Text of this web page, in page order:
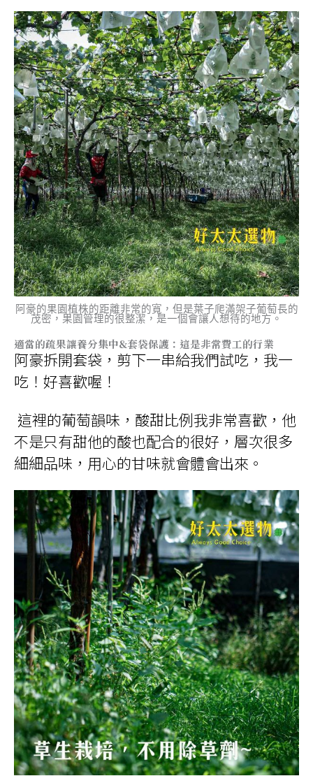
阿豪的果園植株的距離非常的寬，但是葉子爬滿架子葡萄長的
茂密，果園管理的很整潔，是一個會讓人想待的地方。
適當的疏果讓養分集中&套袋保護：這是非常費工的行業
阿豪拆開套袋，剪下一串給我們試吃，我一
吃！好喜歡喔！
這裡的葡萄韻味，酸甜比例我非常喜歡，他
不是只有甜他的酸也配合的很好，層次很多
細細品味，用心的甘味就會體會出來。